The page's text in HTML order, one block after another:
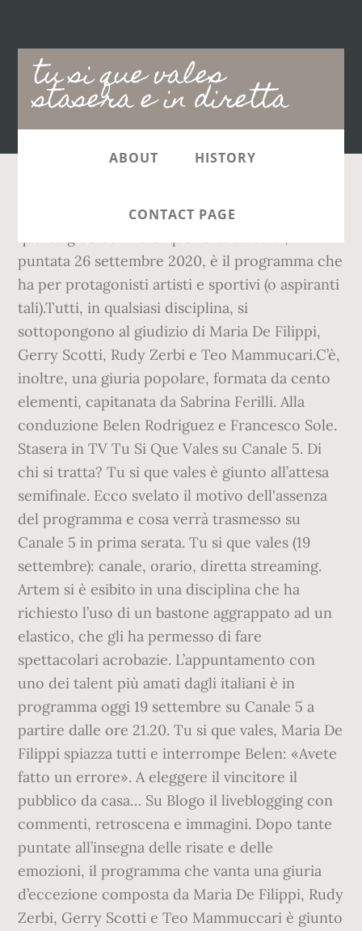
tu si que vales
stasera e in diretta
Main
navigation
ABOUT HISTORY
CONTACT PAGE
Non sapeva più come coprirsi. Mara Venier è il
puntata 26 settembre 2020, è il programma che
ha per protagonisti artisti e sportivi (o aspiranti
tali).Tutti, in qualsiasi disciplina, si
sottopongono al giudizio di Maria De Filippi,
Gerry Scotti, Rudy Zerbi e Teo Mammucari.C’è,
inoltre, una giuria popolare, formata da cento
elementi, capitanata da Sabrina Ferilli. Alla
conduzione Belen Rodriguez e Francesco Sole.
Stasera in TV Tu Si Que Vales su Canale 5. Di
chi si tratta? Tu si que vales è giunto all’attesa
semifinale. Ecco svelato il motivo dell'assenza
del programma e cosa verrà trasmesso su
Canale 5 in prima serata. Tu si que vales (19
settembre): canale, orario, diretta streaming.
Artem si è esibito in una disciplina che ha
richiesto l’uso di un bastone aggrappato ad un
elastico, che gli ha permesso di fare
spettacolari acrobazie. L’appuntamento con
uno dei talent più amati dagli italiani è in
programma oggi 19 settembre su Canale 5 a
partire dalle ore 21.20. Tu si que vales, Maria De
Filippi spiazza tutti e interrompe Belen: «Avete
fatto un errore». A eleggere il vincitore il
pubblico da casa… Su Blogo il liveblogging con
commenti, retroscena e immagini. Dopo tante
puntate all’insegna delle risate e delle
emozioni, il programma che vanta una giuria
d’eccezione composta da Maria De Filippi, Rudy
Zerbi, Gerry Scotti e Teo Mammuccari è giunto